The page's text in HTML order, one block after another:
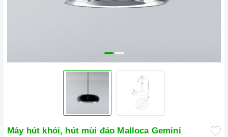
Máy hút khói, hút mùi đảo Malloca Gemini